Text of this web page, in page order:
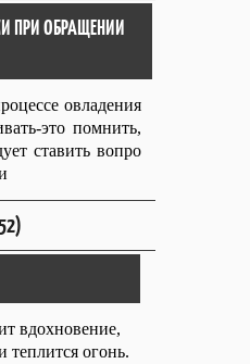
ПРИ ОБРАЩЕНИИ
овладения
это помнить,
ставить вопро
вдохновение,
теплится огонь.